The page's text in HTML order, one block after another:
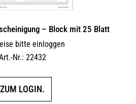
– Block mit 25 Blatt
bitte einloggen
Nr.: 22432
ZUM LOGIN.